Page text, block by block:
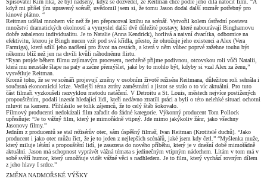
Spisovatel Kirn říká, že byl nadšený, když se dozvěděl, že Reitman chce podle jeho díla natočit film. “A
když mi přišel jím upravený scénář, uvědomil jsem si, že tomu Jason dodal další rozměr potřebný pro
kinové plátno. “
Reitman udělal mnohem víc než že jen přepracoval knihu na scénář. Vytvořil kolem ústřední postavu
množství dramatických okolností a vymyslel další dvě důležité postavy, které nabourávají Binghamovu
dobře zabalenou individualitu. Je to Natalie (Anna Kendrick), horlivá a naivní dvacítka, odbornice na
efektivitu, kterou je Bingh nucen vzít pod svá křídla, přesto, že ohrožuje jeho existenci a Alex (Vera
Farmiga), která sdílí jeho nadšení pro život na cestách, a která v něm vůbec poprvé zažehne touhu být
někomu blíž než jen na chvíli kvůli náhodnému flirtu.
“Ryan projde během filmu zajímavým procesem, nechtěně přijme podivnou, otcovskou roli vůči Natalii,
která mu neustále šlape na paty a začne přemýšlet, jaké by to mohlo být, kdyby si vzal Alex za ženu,”
vysvětluje Reitman.
Kromě toho, že se ve scénáři projevují změny v osobním životě režiséra Reitmana, důležitou roli sehrála i
současná ekonomická krize. Vedlejší téma ztráty zaměstnání a jistot se stalo o to víc aktuální. Pro tuto
část filmaři vyzkoušeli nezvyklou metodu natáčení. V Detroitu a St. Louis, městech nejvíce postižených
propouštěním, podali inzerát hledající lidi, kteří nedávno ztratili práci a byli o této nelehké situaci ochotni
mluvit na kameru. Přihlásilo se tolik zájemců, že to celý štáb šokovalo.
Filmový producenti nedokázali film zařadit do žádné kategorie. Výkonný producent Tom Pollock
upřesňuje: “Je to vážný film, který je mimořádně vtipný. Jde mimo jakýkoliv žánr, jako všechny
Jasonovy filmy.”
Jedním z producentů se stal režisérův otec, sám úspěšný filmař, Ivan Reitman (Krotitelé duchů). “Jako
producent i jako otec můžu říct, že je to jeden z nejlepších scénářů, jaké jsem kdy četl.” “Myšlenka muže,
který miluje létání a propouštění lidí, je zasazena do nového příběhu, který je v dnešní době mimořádně
aktuální. Jason má schopnost vyprávět vážná témata s jedinečným vtipným nádechem. Lítám v tom má v
sobě svěží humor, který umožňuje vidět vážné věci s nadhledem. Je to film, který vychází rovným dílem
z jeho hlavy I srdce.”
ZMĚNA NADMOŘSKÉ VÝŠKY